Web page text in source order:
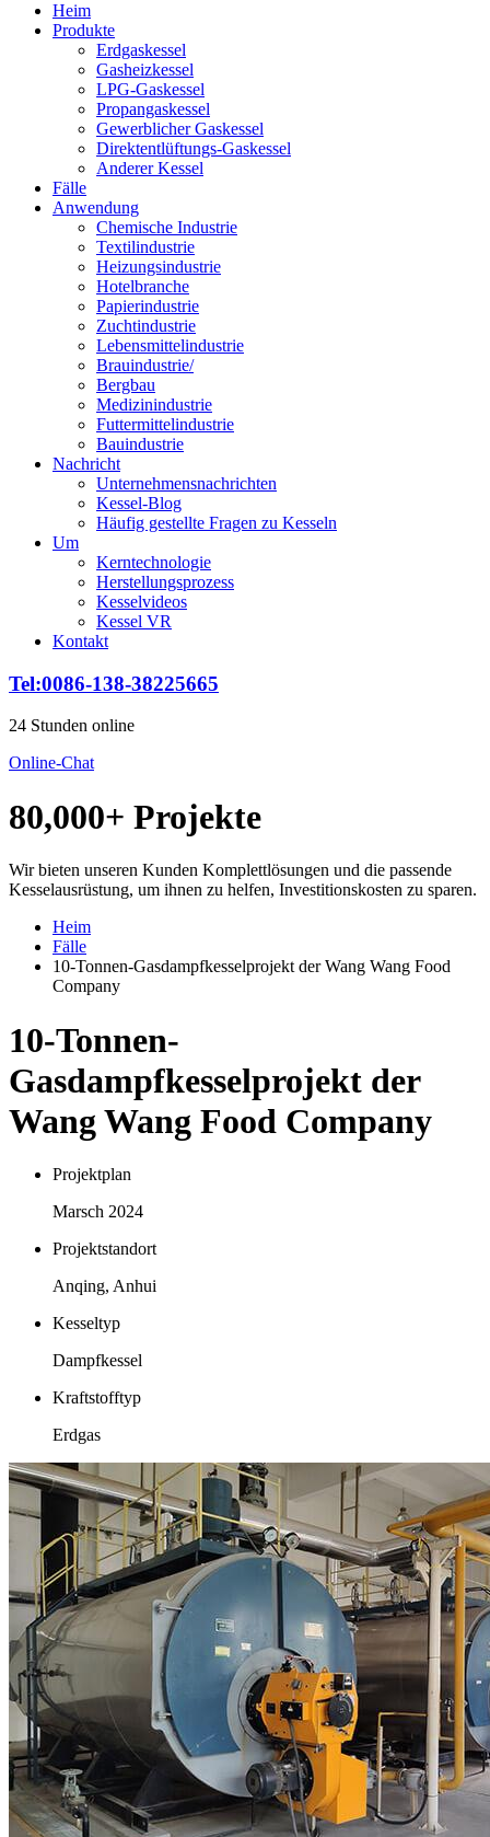
Heim
Produkte
Erdgaskessel
Gasheizkessel
LPG-Gaskessel
Propangaskessel
Gewerblicher Gaskessel
Direktentlüftungs-Gaskessel
Anderer Kessel
Fälle
Anwendung
Chemische Industrie
Textilindustrie
Heizungsindustrie
Hotelbranche
Papierindustrie
Zuchtindustrie
Lebensmittelindustrie
Brauindustrie/
Bergbau
Medizinindustrie
Futtermittelindustrie
Bauindustrie
Nachricht
Unternehmensnachrichten
Kessel-Blog
Häufig gestellte Fragen zu Kesseln
Um
Kerntechnologie
Herstellungsprozess
Kesselvideos
Kessel VR
Kontakt
Tel:0086-138-38225665
24 Stunden online
Online-Chat
80,000+ Projekte
Wir bieten unseren Kunden Komplettlösungen und die passende
Kesselausrüstung, um ihnen zu helfen, Investitionskosten zu sparen.
Heim
Fälle
10-Tonnen-Gasdampfkesselprojekt der Wang Wang Food
Company
10-Tonnen-
Gasdampfkesselprojekt der
Wang Wang Food Company
Projektplan
Marsch 2024
Projektstandort
Anqing, Anhui
Kesseltyp
Dampfkessel
Kraftstofftyp
Erdgas